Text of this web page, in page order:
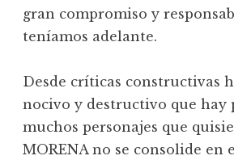
gran compromiso y
teníamos adelante.
Desde críticas constructivas
nocivo y destructivo que hay
muchos personajes que
MORENA no se consolide en